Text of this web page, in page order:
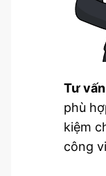
Tư
phù
kiệm
công